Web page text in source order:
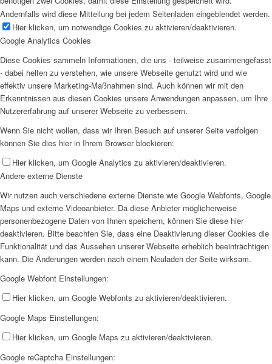
Andernfalls wird diese Mitteilung bei jedem Seitenladen eingeblendet werden.
Hier klicken, um notwendige Cookies zu aktivieren/deaktivieren.
Google Analytics Cookies
Diese Cookies sammeln Informationen, die uns - teilweise zusammengefasst
- dabei helfen zu verstehen, wie unsere Webseite genutzt wird und wie
effektiv unsere Marketing-Maßnahmen sind. Auch können wir mit den
Erkenntnissen aus diesen Cookies unsere Anwendungen anpassen, um Ihre
Nutzererfahrung auf unserer Webseite zu verbessern.
Wenn Sie nicht wollen, dass wir Ihren Besuch auf unserer Seite verfolgen
können Sie dies hier in Ihrem Browser blockieren:
Hier klicken, um Google Analytics zu aktivieren/deaktivieren.
Andere externe Dienste
Wir nutzen auch verschiedene externe Dienste wie Google Webfonts, Google
Maps und externe Videoanbieter. Da diese Anbieter möglicherweise
personenbezogene Daten von Ihnen speichern, können Sie diese hier
deaktivieren. Bitte beachten Sie, dass eine Deaktivierung dieser Cookies die
Funktionalität und das Aussehen unserer Webseite erheblich beeinträchtigen
kann. Die Änderungen werden nach einem Neuladen der Seite wirksam.
Google Webfont Einstellungen:
Hier klicken, um Google Webfonts zu aktivieren/deaktivieren.
Google Maps Einstellungen:
Hier klicken, um Google Maps zu aktivieren/deaktivieren.
Google reCaptcha Einstellungen: